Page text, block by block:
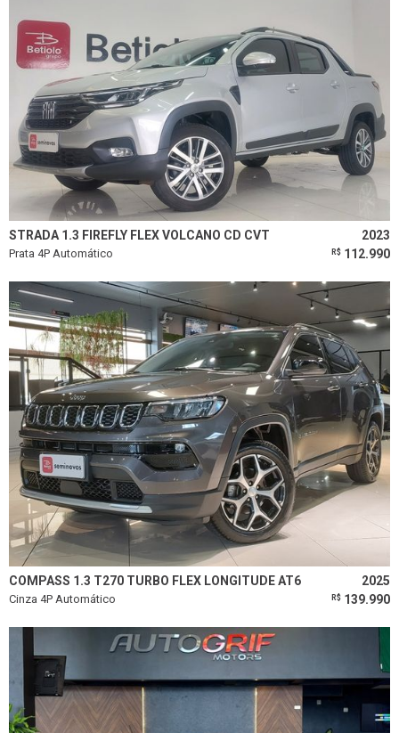
STRADA 1.3 FIREFLY FLEX VOLCANO CD CVT 2023
Prata 4P Automático R$ 112.990
COMPASS 1.3 T270 TURBO FLEX LONGITUDE AT6 2025
Cinza 4P Automático R$ 139.990